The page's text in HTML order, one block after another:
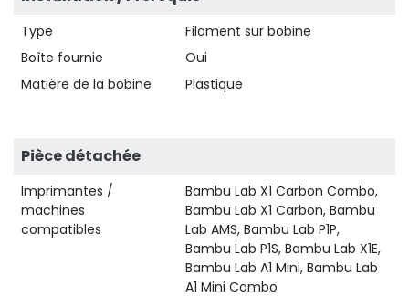
Type
Filament sur bobine
Boîte fournie
Oui
Matière de la bobine
Plastique
Pièce détachée
Imprimantes /
machines
compatibles
Bambu Lab X1 Carbon Combo,
Bambu Lab X1 Carbon, Bambu
Lab AMS, Bambu Lab P1P,
Bambu Lab P1S, Bambu Lab X1E,
Bambu Lab A1 Mini, Bambu Lab
A1 Mini Combo